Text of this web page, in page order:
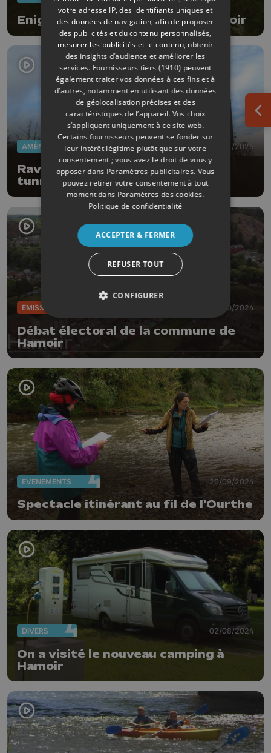
Enigm'Ha : balade magique à Hamoir
AMÉNAGEMENT DU TERRITOIRE 27/01/2025
Ravel de l'Ourthe : vers la fin du
tunnel ?
ÉMISSIONS 01/10/2024
Débat électoral de la commune de
Hamoir
EVÈNEMENTS 25/09/2024
Spectacle itinérant au fil de l'Ourthe
DIVERS 02/08/2024
On a visité le nouveau camping à
Hamoir
votre adresse IP, des identifiants uniques et
des données de navigation, afin de proposer
des publicités et du contenu personnalisés,
mesurer les publicités et le contenu, obtenir
des insights d’audience et améliorer les
services. Fournisseurs tiers (1910) peuvent
également traiter vos données à ces fins et à
d’autres, notamment en utilisant des données
de géolocalisation précises et des
caractéristiques de l’appareil. Vos choix
s’appliquent uniquement à ce site web.
Certains fournisseurs peuvent se fonder sur
leur intérêt légitime plutôt que sur votre
consentement ; vous avez le droit de vous y
opposer dans Paramètres publicitaires. Vous
pouvez retirer votre consentement à tout
moment dans Paramètres des cookies.
Politique de confidentialité
ACCEPTER & FERMER
REFUSER TOUT
CONFIGURER